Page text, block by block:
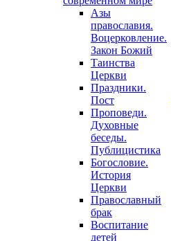
Азы
православия.
Воцерковление.
Закон Божий
Таинства
Церкви
Праздники.
Пост
Проповеди.
Духовные
беседы.
Публицистика
Богословие.
История
Церкви
Православный
брак
Воспитание
детей